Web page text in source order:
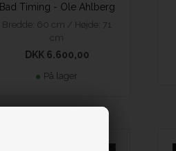
Bad Timing - Ole Ahlberg
Bredde: 60 cm / Højde: 71
cm
DKK 6.600,00
På lager